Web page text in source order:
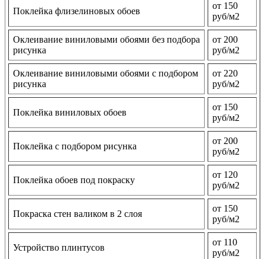
Поклейка флизелиновых обоев
от 150
руб/м2
Оклеивание виниловыми обоями без подбора
рисунка
от 200
руб/м2
Оклеивание виниловыми обоями с подбором
рисунка
от 220
руб/м2
Поклейка виниловых обоев
от 150
руб/м2
Поклейка с подбором рисунка
от 200
руб/м2
Поклейка обоев под покраску
от 120
руб/м2
Покраска стен валиком в 2 слоя
от 150
руб/м2
Устройство плинтусов
от 110
руб/м2